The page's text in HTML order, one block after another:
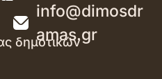
info@dimosdr
amas.gr
δημοτικών